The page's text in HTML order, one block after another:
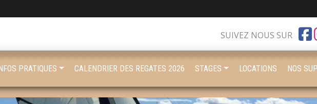
SUIVEZ NOUS SUR
PRATIQUES CALENDRIER DES REGATES 2026 STAGES LOCATIONS NOS